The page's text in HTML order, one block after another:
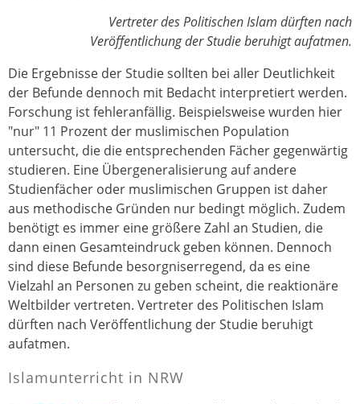
Vertreter des Politischen Islam dürften nach
Veröffentlichung der Studie beruhigt aufatmen.
Die Ergebnisse der Studie sollten bei aller Deutlichkeit
der Befunde dennoch mit Bedacht interpretiert werden.
Forschung ist fehleranfällig. Beispielsweise wurden hier
"nur" 11 Prozent der muslimischen Population
untersucht, die die entsprechenden Fächer gegenwärtig
studieren. Eine Übergeneralisierung auf andere
Studienfächer oder muslimischen Gruppen ist daher
aus methodische Gründen nur bedingt möglich. Zudem
benötigt es immer eine größere Zahl an Studien, die
dann einen Gesamteindruck geben können. Dennoch
sind diese Befunde besorgniserregend, da es eine
Vielzahl an Personen zu geben scheint, die reaktionäre
Weltbilder vertreten. Vertreter des Politischen Islam
dürften nach Veröffentlichung der Studie beruhigt
aufatmen.
Islamunterricht in NRW